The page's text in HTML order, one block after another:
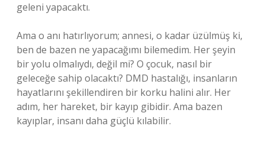
geleni yapacaktı.
Ama o anı hatırlıyorum; annesi, o kadar üzülmüş ki,
ben de bazen ne yapacağımı bilemedim. Her şeyin
bir yolu olmalıydı, değil mi? O çocuk, nasıl bir
geleceğe sahip olacaktı? DMD hastalığı, insanların
hayatlarını şekillendiren bir korku halini alır. Her
adım, her hareket, bir kayıp gibidir. Ama bazen
kayıplar, insanı daha güçlü kılabilir.